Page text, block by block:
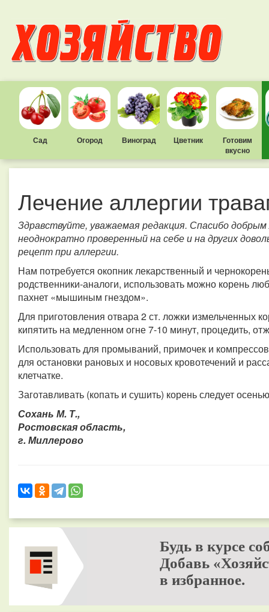
Сад Огород Виноград Цветник
Готовим
вкусно
Лечение аллергии
Здравствуйте, уважаемая редакция. Спасибо
неоднократно проверенный на себе и на других
рецепт при аллергии.
Нам потребуется окопник лекарственный и
родственники-аналоги, использовать можно корень
пахнет «мышиным гнездом».
Для приготовления отвара 2 ст. ложки измельченных
кипятить на медленном огне 7-10 минут, процедить,
Использовать для промываний, примочек и
для остановки рановых и носовых кровотечений и
клетчатке.
Заготавливать (копать и сушить) корень следует
Сохань М. Т.,
Ростовская область,
г. Миллерово
Будь в курсе
Добавь
в избранное.